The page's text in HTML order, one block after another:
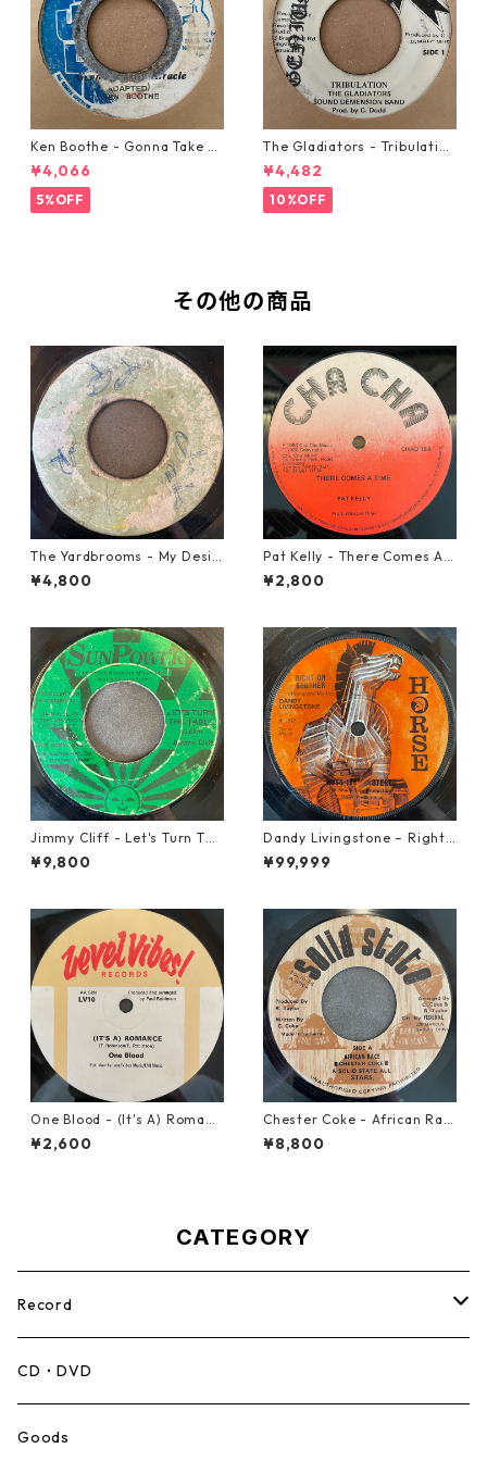
Ken Boothe - Gonna Take A
Miracle【7-21362】
¥4,066
5%OFF
The Gladiators - Tribulation
【7-21365】
¥4,482
10%OFF
その他の商品
The Yardbrooms - My Desir
e【7-21922】
¥4,800
Pat Kelly - There Comes A T
ime【12-50057】
¥2,800
Jimmy Cliff - Let's Turn The
Table【7-21999】
¥9,800
Dandy Livingstone – Right
On Brother【7-21946】
¥99,999
One Blood - (It's A) Romanc
e【12-50054】
¥2,600
Chester Coke - African Rac
e【7-21819】
¥8,800
CATEGORY
Record
Mento,Calypso,Ballad
Ska
CD・DVD
Goods